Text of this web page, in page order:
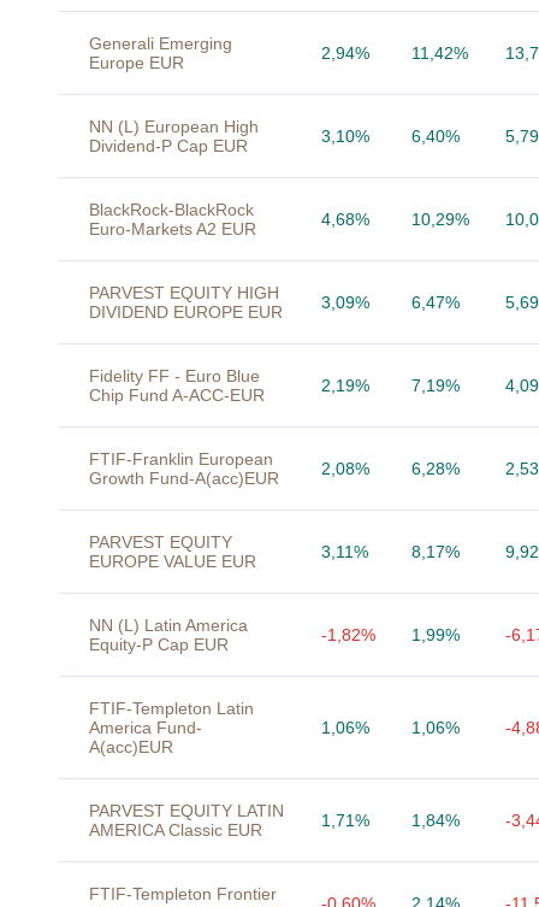
Generali Emerging
Europe EUR
2,94% 11,42%
NN (L) European High
Dividend-P Cap EUR
3,10% 6,40%
BlackRock-BlackRock
Euro-Markets A2 EUR
4,68% 10,29%
PARVEST EQUITY HIGH
DIVIDEND EUROPE EUR
3,09% 6,47%
Fidelity FF - Euro Blue
Chip Fund A-ACC-EUR
2,19% 7,19%
FTIF-Franklin European
Growth Fund-A(acc)EUR
2,08% 6,28%
PARVEST EQUITY
EUROPE VALUE EUR
3,11% 8,17%
NN (L) Latin America
Equity-P Cap EUR
-1,82% 1,99% -
FTIF-Templeton Latin
America Fund-
A(acc)EUR
1,06% 1,06% -
PARVEST EQUITY LATIN
AMERICA Classic EUR
1,71% 1,84% -
FTIF-Templeton Frontier